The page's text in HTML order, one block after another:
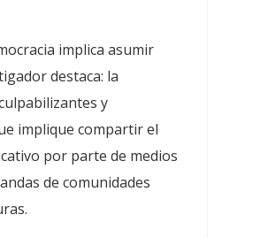
implica asumir
destaca: la
y
implique compartir el
por parte de medios
de comunidades